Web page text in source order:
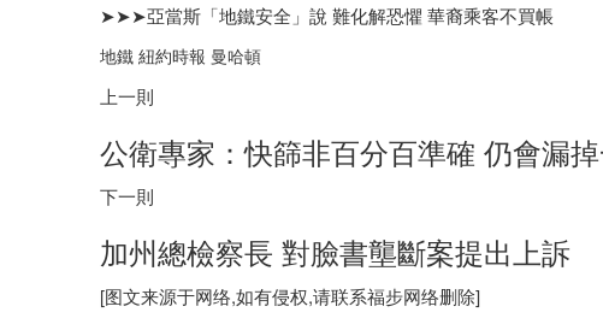
➤➤➤亞當斯「地鐵安全」說 難化解恐懼 華裔乘客不買帳
地鐵 紐約時報 曼哈頓
上一則
公衛專家：快篩非百分百準確 仍會漏
下一則
加州總檢察長 對臉書壟斷案提出上訴
[图文来源于网络,如有侵权,请联系福步网络删除]